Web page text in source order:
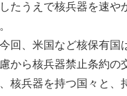
たうえで核兵器を速や
回、米国など核保有国
から核兵器禁止条約の
核兵器を持つ国々と